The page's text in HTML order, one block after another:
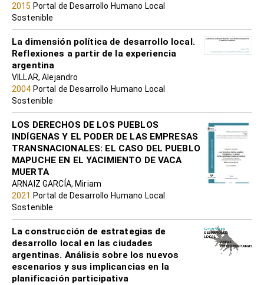
2015 Portal de Desarrollo Humano Local
Sostenible
La dimensión política de desarrollo local.
Reflexiones a partir de la experiencia
argentina
VILLAR, Alejandro
2004 Portal de Desarrollo Humano Local
Sostenible
LOS DERECHOS DE LOS PUEBLOS
INDÍGENAS Y EL PODER DE LAS EMPRESAS
TRANSNACIONALES: EL CASO DEL PUEBLO
MAPUCHE EN EL YACIMIENTO DE VACA
MUERTA
ARNAIZ GARCÍA, Miriam
2021 Portal de Desarrollo Humano Local
Sostenible
La construcción de estrategias de
desarrollo local en las ciudades
argentinas. Análisis sobre los nuevos
escenarios y sus implicancias en la
planificación participativa